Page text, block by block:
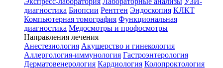
диагностика Биопсии Рентген Эндоскопия КЛКТ
Компьютерная томография Функциональная
диагностика Медосмотры и профосмотры
Направления лечения
Анестезиология Акушерство и гинекология
Аллергология-иммунология Гастроэнтерология
Дерматовенерология Кардиология Колопроктология